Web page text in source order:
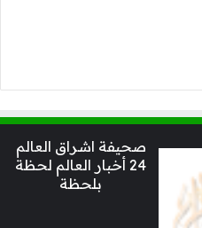
صحيفة اشراق العالم
24 أخبار العالم لحظة
بلحظة